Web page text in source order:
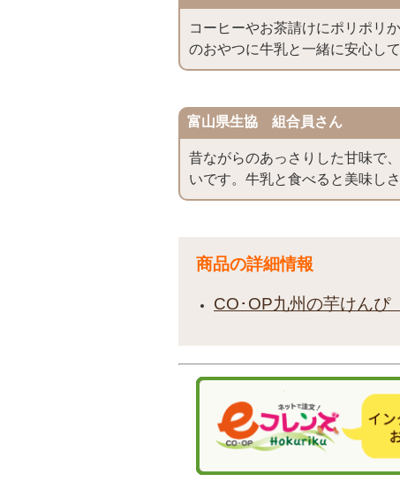
コーヒーやお茶請けにポリポリ
のおやつに牛乳と一緒に安心し
富山県生協 組合員さん
昔ながらのあっさりした甘味で
いです。牛乳と食べると美味しさ
商品の詳細情報
CO･OP九州の芋けん